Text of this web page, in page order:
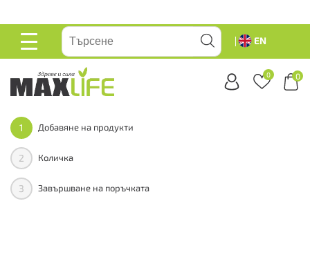
ОСНОВНО
EN
0 0
1 Добавяне на продукти
2 Количка
3 Завършване на поръчката